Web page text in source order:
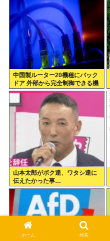
中国製ルーター20機種にバック
ドア 外部から完全制御できる機
能が仕込まれていた
山本太郎がボク達、ワタシ達に
伝えたかった事…
ホーム 検索